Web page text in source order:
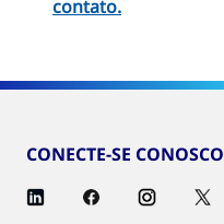
contato.
CONECTE-SE CONOSCO